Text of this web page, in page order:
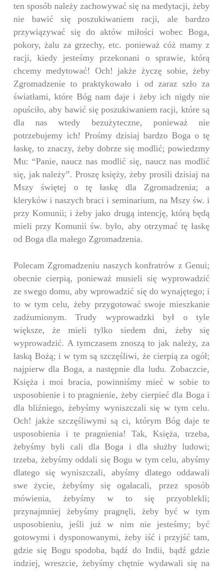
ten sposób należy zachowywać się na medytacji, żeby
nie bawić się poszukiwaniem racji, ale bardzo
przywiązywać się do aktów miłości wobec Boga,
pokory, żalu za grzechy, etc. ponieważ cóż mamy z
racji, kiedy jesteśmy przekonani o sprawie, którą
chcemy medytować! Och! jakże życzę sobie, żeby
Zgromadzenie to praktykowało i od zaraz szło za
światłami, które Bóg nam daje i żeby ich nigdy nie
opuściło, aby bawić się poszukiwaniem racji, które są
dla nas wtedy bezużyteczne, ponieważ nie
potrzebujemy ich! Prośmy dzisiaj bardzo Boga o tę
łaskę, to znaczy, żeby dobrze się modlić; powiedzmy
Mu: “Panie, naucz nas modlić się, naucz nas modlić
się, jak należy”. Proszę księży, żeby prosili dzisiaj na
Mszy świętej o tę łaskę dla Zgromadzenia; a
kleryków i naszych braci i seminarium, na Mszy św. i
przy Komunii; i żeby jako drugą intencję, którą będą
mieli przy Komunii św. było, aby otrzymać tę łaskę
od Boga dla małego Zgromadzenia.
Polecam Zgromadzeniu naszych konfratrów z Genui;
obecnie cierpią, ponieważ musieli się wyprowadzić
ze swego domu, aby wprowadzić się do wynajętego; i
to w tym celu, żeby przygotować swoje mieszkanie
zadżumionym. Trudy wyprowadzki był o tyle
większe, że mieli tylko siedem dni, żeby się
wyprowadzić. A tymczasem znoszą to jak należy, za
łaską Bożą; i w tym są szczęśliwi, że cierpią za ogół;
najpierw dla Boga, a następnie dla ludu. Zobaczcie,
Księża i moi bracia, powinniśmy mieć w sobie to
usposobienie i to pragnienie, żeby cierpieć dla Boga i
dla bliźniego, żebyśmy wyniszczali się w tym celu.
Och! jakże szczęśliwymi są ci, którym Bóg daje te
usposobienia i te pragnienia! Tak, Księża, trzeba,
żebyśmy byli cali dla Boga i dla służby ludowi;
trzeba, żebyśmy oddali się Bogu w tym celu, abyśmy
dlatego się wyniszczali, abyśmy dlatego oddawali
swe życie, żebyśmy się ogałacali, przez sposób
mówienia, żebyśmy w to się przyoblekli;
przynajmniej żebyśmy pragnęli, żeby być w tym
usposobieniu, jeśli już w nim nie jesteśmy; być
gotowymi i dysponowanymi, żeby iść i przyjść tam,
gdzie się Bogu spodoba, bądź do Indii, bądź gdzie
indziej, wreszcie, żebyśmy chętnie wydawali się na